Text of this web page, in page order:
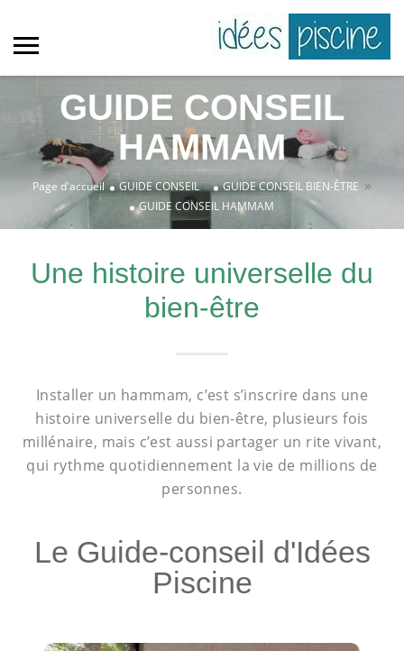
GUIDE CONSEIL
HAMMAM
Page d'accueil GUIDE CONSEIL» GUIDE CONSEIL BIEN-ÊTRE»
GUIDE CONSEIL HAMMAM
Une histoire universelle du
bien-être
Installer un hammam, c’est s’inscrire dans une
histoire universelle du bien-être, plusieurs fois
millénaire, mais c’est aussi partager un rite vivant,
qui rythme quotidiennement la vie de millions de
personnes.
Le Guide-conseil d'Idées
Piscine